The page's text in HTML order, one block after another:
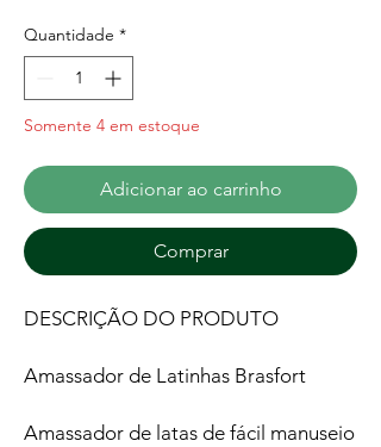
Quantidade *
Somente 4 em estoque
Adicionar ao carrinho
Comprar
DESCRIÇÃO DO PRODUTO
Amassador de Latinhas Brasfort
Amassador de latas de fácil manuseio